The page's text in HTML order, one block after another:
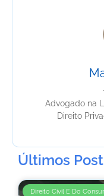
Advogado na
Direito
Últimos
Direito Civil E Do